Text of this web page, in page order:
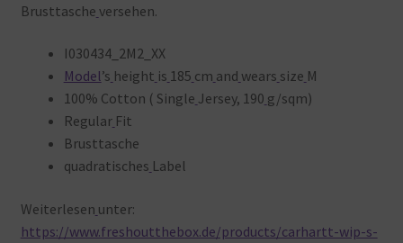
Brusttasche versehen.
I030434_2M2_XX
Model’s height is 185 cm and wears size M
100% Cotton ( Single Jersey, 190 g/sqm)
Regular Fit
Brusttasche
quadratisches Label
Weiterlesen unter:
https://www.freshoutthebox.de/products/carhartt-wip-s-